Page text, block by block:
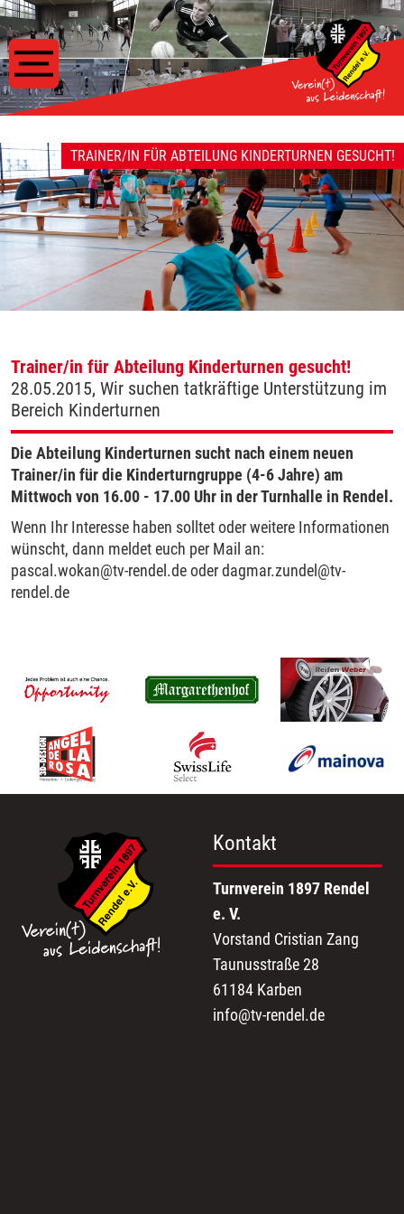
TRAINER/IN FÜR ABTEILUNG KINDERTURNEN GESUCHT!
Trainer/in für Abteilung Kinderturnen gesucht!
28.05.2015, Wir suchen tatkräftige Unterstützung im
Bereich Kinderturnen
Die Abteilung Kinderturnen sucht nach einem neuen
Trainer/in für die Kinderturngruppe (4-6 Jahre) am
Mittwoch von 16.00 - 17.00 Uhr in der Turnhalle in Rendel.
Wenn Ihr Interesse haben solltet oder weitere Informationen
wünscht, dann meldet euch per Mail an:
pascal.wokan@tv-rendel.de oder dagmar.zundel@tv-
rendel.de
Kontakt
Turnverein 1897 Rendel
e. V.
Vorstand Cristian Zang
Taunusstraße 28
61184 Karben
info@tv-rendel.de